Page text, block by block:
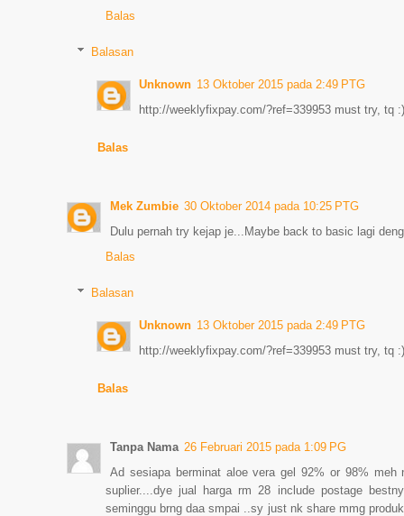
Balas
Balasan
Unknown 13 Oktober 2015 pada 2:49 PTG
http://weeklyfixpay.com/?ref=339953 must try, tq
Balas
Mek Zumbie 30 Oktober 2014 pada 10:25 PTG
Dulu pernah try kejap je...Maybe back to basic lagi
Balas
Balasan
Unknown 13 Oktober 2015 pada 2:49 PTG
http://weeklyfixpay.com/?ref=339953 must try, tq
Balas
Tanpa Nama 26 Februari 2015 pada 1:09 PG
Ad sesiapa berminat aloe vera gel 92% or 98%
suplier....dye jual harga rm 28 include postage
seminggu brng daa smpai ..sy just nk share mmg